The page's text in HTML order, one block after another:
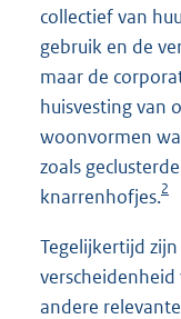
collectief van
gebruik en de
maar de
huisvesting van
woonvormen
zoals
knarrenhofjes.2
Tegelijkertijd
andere